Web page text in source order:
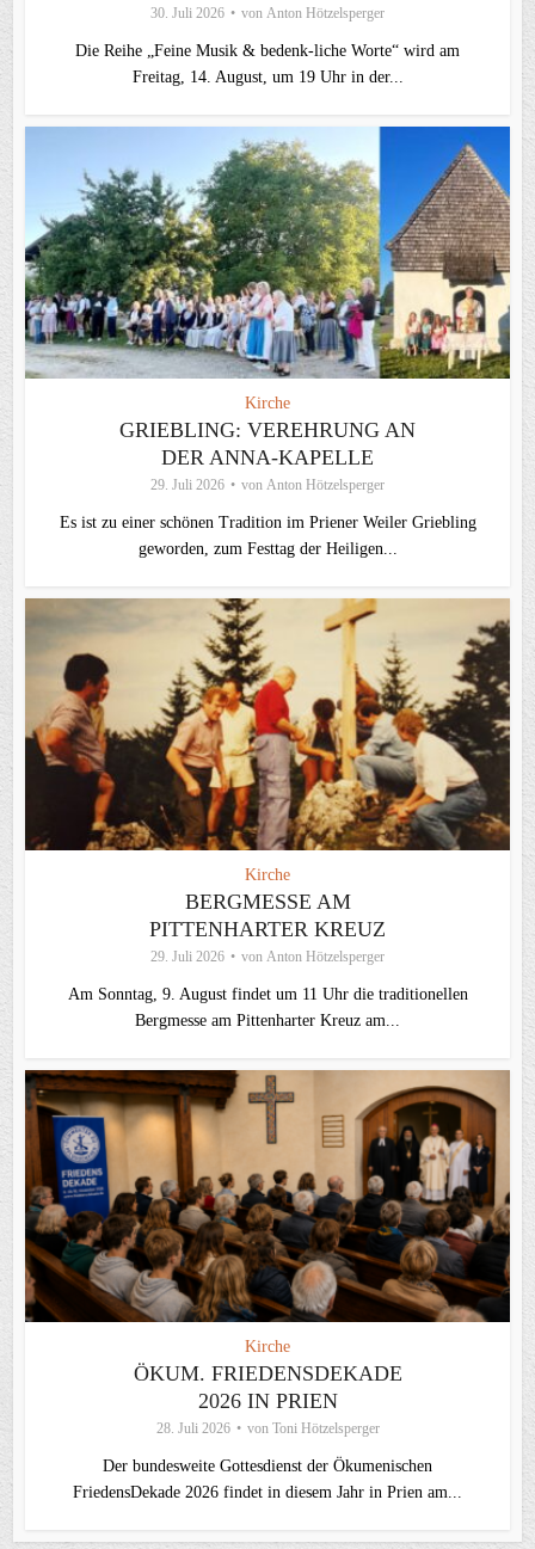
30. Juli 2026 von Anton Hötzelsperger
Die Reihe „Feine Musik & bedenk-liche Worte“ wird am
Freitag, 14. August, um 19 Uhr in der...
Kirche
GRIEBLING: VEREHRUNG AN
DER ANNA-KAPELLE
29. Juli 2026 von Anton Hötzelsperger
Es ist zu einer schönen Tradition im Priener Weiler Griebling
geworden, zum Festtag der Heiligen...
Kirche
BERGMESSE AM
PITTENHARTER KREUZ
29. Juli 2026 von Anton Hötzelsperger
Am Sonntag, 9. August findet um 11 Uhr die traditionellen
Bergmesse am Pittenharter Kreuz am...
Kirche
ÖKUM. FRIEDENSDEKADE
2026 IN PRIEN
28. Juli 2026 von Toni Hötzelsperger
Der bundesweite Gottesdienst der Ökumenischen
FriedensDekade 2026 findet in diesem Jahr in Prien am...